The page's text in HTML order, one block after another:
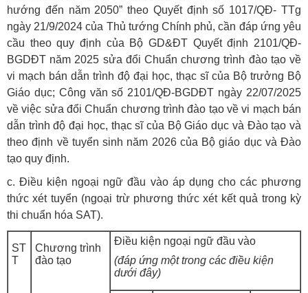
hướng đến năm 2050” theo Quyết định số 1017/QĐ- TTg
ngày 21/9/2024 của Thủ tướng Chính phủ, cần đáp ứng yêu
cầu theo quy định của Bộ GD&ĐT Quyết định 2101/QĐ-
BGDĐT năm 2025 sửa đổi Chuẩn chương trình đào tạo về
vi mạch bán dẫn trình độ đại học, thạc sĩ của Bộ trưởng Bộ
Giáo dục; Công văn số 2101/QĐ-BGDĐT ngày 22/07/2025
về việc sửa đổi Chuẩn chương trình đào tạo về vi mạch bán
dẫn trình độ đại học, thạc sĩ của Bộ Giáo dục và Đào tạo và
theo định về tuyển sinh năm 2026 của Bộ giáo dục và Đào
tạo quy định.
c. Điều kiện ngoại ngữ đầu vào áp dụng cho các phương
thức xét tuyển (ngoại trừ phương thức xét kết quả trong kỳ
thi chuẩn hóa SAT).
ST
T
Chương trình
đào tạo
Điều kiện ngoại ngữ đầu vào
(đáp ứng một trong các điều kiện
dưới đây)